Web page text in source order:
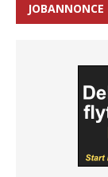
JOBANNONCE